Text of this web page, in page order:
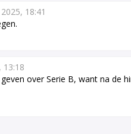
18:41
13:18
over Serie B, want na de